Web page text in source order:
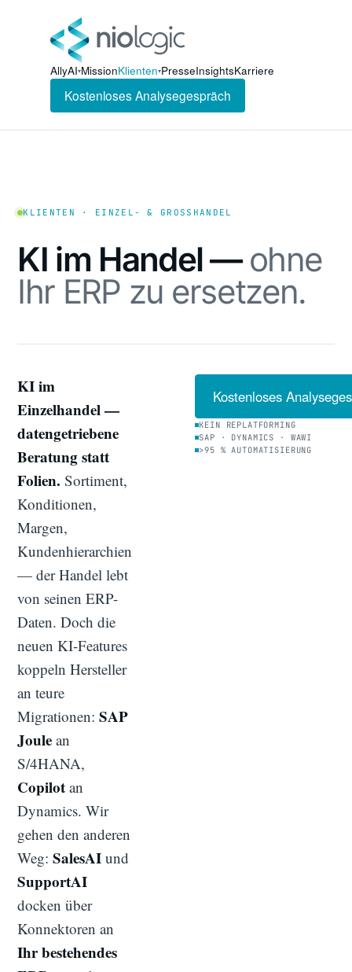
AllyAI▾MissionKlienten▾PresseInsightsKarriere
Kostenloses Analysegespräch
KLIENTEN · EINZEL- & GROSSHANDEL
KI im Handel —ohne
Ihr ERP zu ersetzen.
KI im
Einzelhandel —
datengetriebene
Beratung statt
Folien. Sortiment,
Konditionen,
Margen,
Kundenhierarchien
— der Handel lebt
von seinen ERP-
Daten. Doch die
neuen KI-Features
koppeln Hersteller
an teure
Migrationen:SAP
Joule an
S/4HANA,
Copilot an
Dynamics. Wir
gehen den anderen
Weg:SalesAI und
SupportAI
docken über
Konnektoren an
Ihr bestehendes
Kostenloses
KEIN REPLATFORMING
SAP · DYNAMICS · WAWI
>95 % AUTOMATISIERUNG